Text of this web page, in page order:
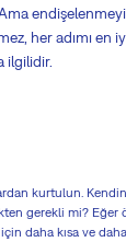
her adımı en
ilgilidir.
kurtulun.
gerekli mi? Eğer
daha kısa ve